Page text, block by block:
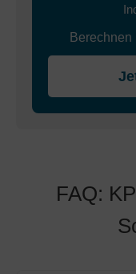
FAQ: